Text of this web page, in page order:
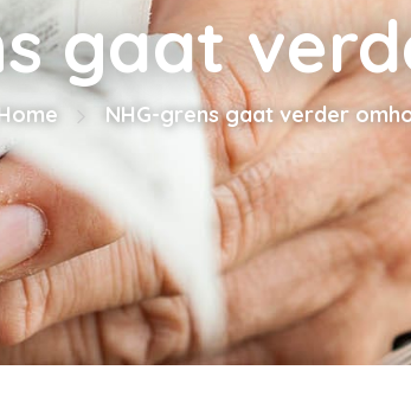
gaat
NHG-grens gaat verder